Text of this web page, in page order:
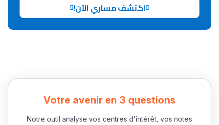
Collège au Maroc
Interviews/Vidéos
اكتشف مساري الآن!
Votre avenir en 3 questions
Notre outil analyse vos centres d'intérêt, vos notes